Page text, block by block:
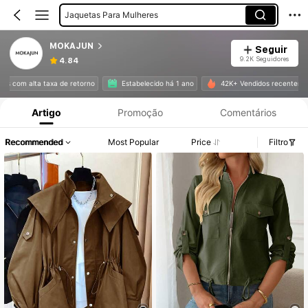
Jaquetas Para Mulheres
MOKAJUN
4.84
Seguir
9.2K Seguidores
com alta taxa de retorno Estabelecido há 1 ano 42K+ Vendidos
Informações do Produto: Divulgação de Preço, Vendas e Detalhes de Stock.
Artigo Promoção Comentários
Recommended Most Popular Price Filtro